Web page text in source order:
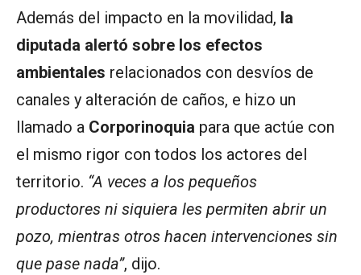
Además del impacto en la movilidad, la
diputada alertó sobre los efectos
ambientales relacionados con desvíos de
canales y alteración de caños, e hizo un
llamado a Corporinoquia para que actúe con
el mismo rigor con todos los actores del
territorio. “A veces a los pequeños
productores ni siquiera les permiten abrir un
pozo, mientras otros hacen intervenciones sin
que pase nada”, dijo.